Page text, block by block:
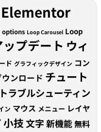
Elementor
options Loop Carousel Loop
ップデート ウィ
ド グラフィックデザイン コン
ンロード チュート
トラブルシューティン
ン マウス メニュー レイヤ
小技文字新機能無料